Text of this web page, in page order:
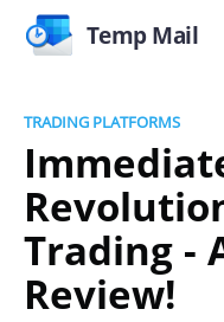
Temp Mail
TRADING PLATFORMS
Trading -
Review!